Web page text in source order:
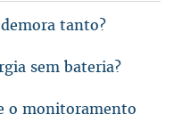
tanto?
sem bateria?
o monitoramento